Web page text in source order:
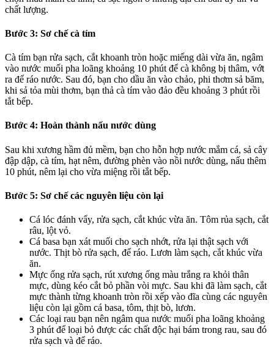
chất lượng.
Bước 3: Sơ chế cà tím
Cà tím bạn rửa sạch, cắt khoanh tròn hoặc miếng dài vừa ăn, ngâm
vào nước muối pha loãng khoảng 10 phút để cà không bị thâm, vớt
ra để ráo nước. Sau đó, bạn cho dầu ăn vào chảo, phi thơm sả băm,
khi sả tỏa mùi thơm, bạn thả cà tím vào đảo đều khoảng 3 phút rồi
tắt bếp.
Bước 4: Hoàn thành nấu nước dùng
Sau khi xương hầm đủ mềm, bạn cho hỗn hợp nước mắm cá, sả cây
đập dập, cà tím, hạt nêm, đường phèn vào nồi nước dùng, nấu thêm
10 phút, nêm lại cho vừa miệng rồi tắt bếp.
Bước 5: Sơ chế các nguyên liệu còn lại
Cá lóc đánh vẩy, rửa sạch, cắt khúc vừa ăn. Tôm rủa sạch, cắt
râu, lột vỏ.
Cá basa bạn xát muối cho sạch nhớt, rửa lại thật sạch với
nước. Thịt bò rửa sạch, để ráo. Lươn làm sạch, cắt khúc vừa
ăn.
Mực ống rửa sạch, rút xương ống màu trắng ra khỏi thân
mực, dùng kéo cắt bỏ phần vòi mực. Sau khi đã làm sạch, cắt
mực thành từng khoanh tròn rồi xếp vào đĩa cùng các nguyên
liệu còn lại gồm cá basa, tôm, thịt bò, lươn.
Các loại rau bạn nên ngâm qua nước muối pha loãng khoảng
3 phút để loại bỏ được các chất độc hại bám trong rau, sau đó
rửa sạch và để ráo.